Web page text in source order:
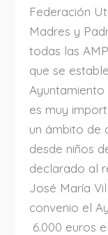
Federación
Madres y
todas las
que se
es muy
un ámbito de
desde niños
declarado al
José María
convenio el
6.000 euros